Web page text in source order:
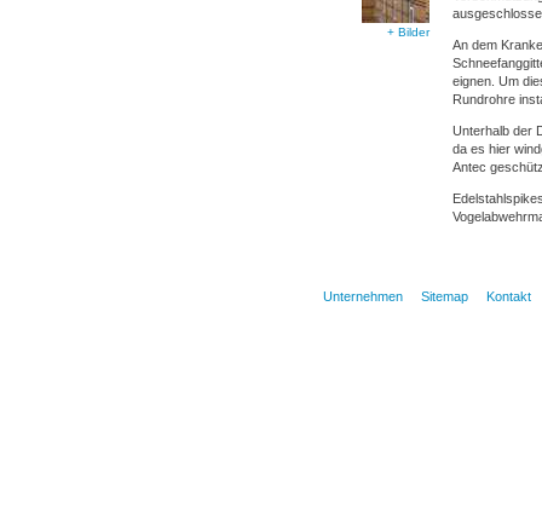
+ Bilder
An dem
eignen. Um
Rundrohre
Unterhalb der
da es hier
Antec
Unternehmen Sitemap Kontakt